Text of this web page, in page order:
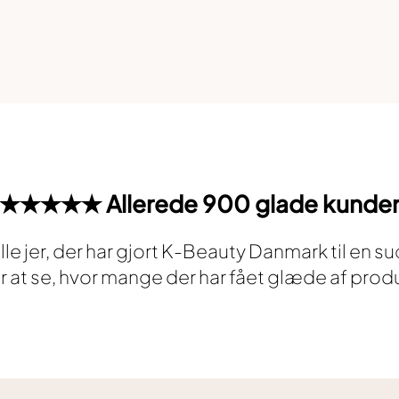
★★★★★ Allerede 900 glade kunder
jer, der har gjort K-Beauty Danmark til en
at se, hvor mange der har fået glæde af